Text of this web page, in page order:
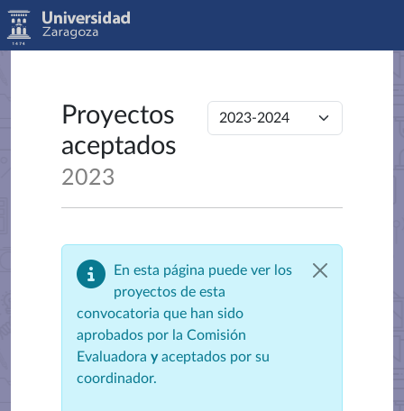
Proyectos
aceptados
2023
En esta página puede ver los
proyectos de esta
convocatoria que han sido
aprobados por la Comisión
Evaluadora yaceptados por su
coordinador.